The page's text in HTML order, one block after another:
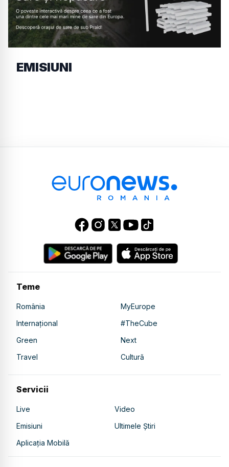
EMISIUNI
Teme
România
MyEurope
Internațional
#TheCube
Green
Next
Travel
Cultură
Servicii
Live
Video
Emisiuni
Ultimele Știri
Aplicația Mobilă